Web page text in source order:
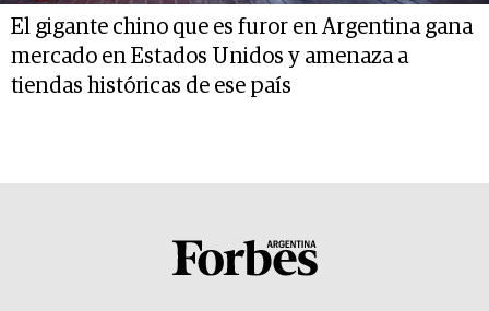
El gigante chino que es furor en Argentina gana
mercado en Estados Unidos y amenaza a
tiendas históricas de ese país